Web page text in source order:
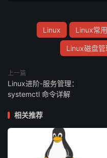
Linux Linux常
Linux磁盘管
上一篇
Linux进阶-服务管理：
systemctl 命令详解
相关推荐